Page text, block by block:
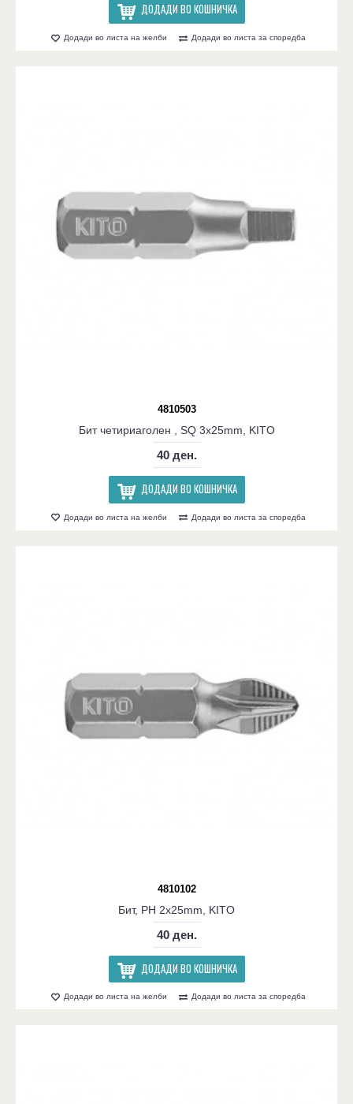
ДОДАДИ ВО КОШНИЧКА
Додади во листа на желби Додади во листа за споредба
4810503
Бит четириаголен , SQ 3x25mm, KITO
40 ден.
ДОДАДИ ВО КОШНИЧКА
Додади во листа на желби Додади во листа за споредба
4810102
Бит, PH 2x25mm, KITO
40 ден.
ДОДАДИ ВО КОШНИЧКА
Додади во листа на желби Додади во листа за споредба